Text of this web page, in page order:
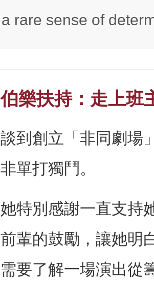
a rare sense of
伯樂扶持：走上班
談到創立「非同劇場
非單打獨鬥。
她特別感謝一直支持
前輩的鼓勵，讓她明
需要了解一場演出從